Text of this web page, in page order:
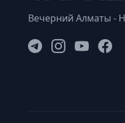
Вечерний Алматы -